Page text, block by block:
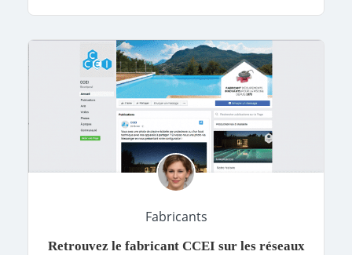
Fabricants
Retrouvez le fabricant CCEI sur les réseaux